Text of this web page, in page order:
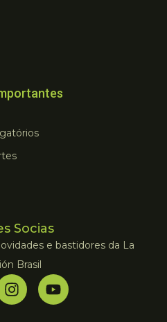
Socias
e bastidores da La
Brasil